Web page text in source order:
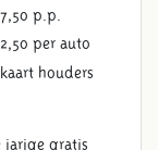
p.p.
per auto
houders
jarige gratis